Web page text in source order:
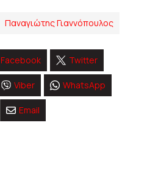
Παναγιώτης Γιαννόπουλος
Facebook Twitter
Viber WhatsApp
Email